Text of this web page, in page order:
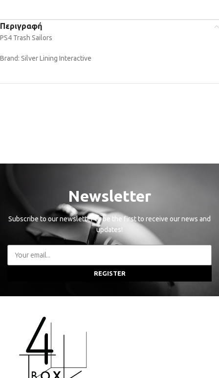
Περιγραφή
PS4 Trash Sailors
Brand: Silver Lining Interactive
Newsletter
Subscribe to our newsletter to be the first to receive our news and
updates!
REGISTER